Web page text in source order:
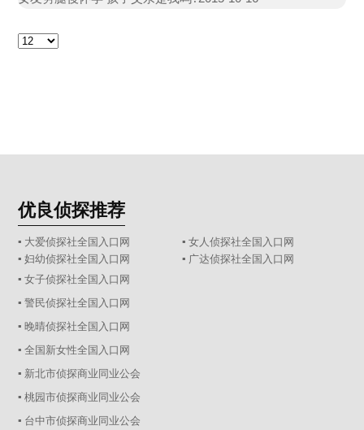
优良侦探推荐
▪ 大爱侦探社全国入口网
▪ 女人侦探社全国入口网
▪ 妇幼侦探社全国入口网
▪ 广达侦探社全国入口网
▪ 女子侦探社全国入口网
▪ 警民侦探社全国入口网
▪ 晚晴侦探社全国入口网
▪ 全国新女性全国入口网
▪ 新北市侦探商业同业公会
▪ 桃园市侦探商业同业公会
▪ 台中市侦探商业同业公会